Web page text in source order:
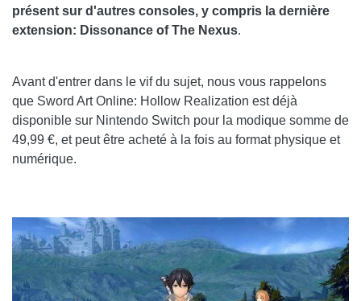
présent sur d'autres consoles, y compris la dernière
extension: Dissonance of The Nexus.
Avant d'entrer dans le vif du sujet, nous vous rappelons
que Sword Art Online: Hollow Realization est déjà
disponible sur Nintendo Switch pour la modique somme de
49,99 €, et peut être acheté à la fois au format physique et
numérique.